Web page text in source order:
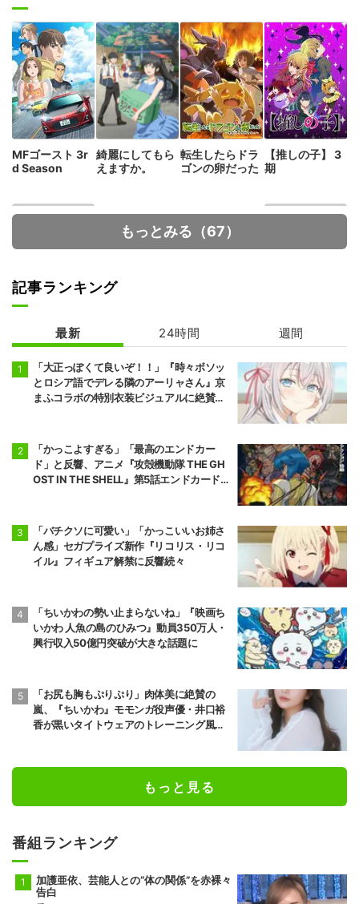
MFゴースト 3r
d Season
綺麗にしてもら
えますか。
転生したらドラ
ゴンの卵だった
【推しの子】 3
期
炎炎ノ消防隊 参
ノ章 第2クール
花ざかりの君た
ちへ
もっとみる（67）
記事ランキング
最新 24時間 週間
「大正っぽくて良いぞ！！」『時々ボソッ
とロシア語でデレる隣のアーリャさん』京
まふコラボの特別衣装ビジュアルに絶賛の
「かっこよすぎる」「最高のエンドカー
ド」と反響、アニメ『攻殻機動隊 THE GH
OST IN THE SHELL』第5話エンドカード公
「バチクソに可愛い」「かっこいいお姉さ
ん感」セガプライズ新作『リコリス・リコ
イル』フィギュア解禁に反響続々
「ちいかわの勢い止まらないね」『映画ち
いかわ 人魚の島のひみつ』動員350万人・
興行収入50億円突破が大きな話題に
「お尻も胸もぷりぷり」肉体美に絶賛の
嵐、『ちいかわ』モモンガ役声優・井口裕
香が黒いタイトウェアのトレーニング風景
もっと見る
番組ランキング
加護亜依、芸能人との“体の関係”を赤裸々
告白